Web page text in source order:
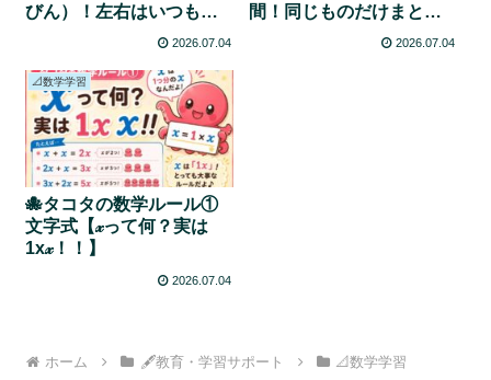
びん）！左右はいつも同
2026.07.04
間！同じものだけまとめ
2026.07.04
📐数学学習
🐙タコタの数学ルール①
文字式【𝓍って何？実は
1x𝓍！！】
2026.07.04
ホーム 🖋教育・学習サポート 📐数学学習